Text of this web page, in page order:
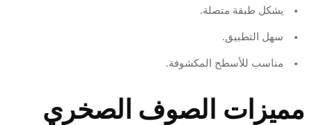
يشكل طبقة متصلة.
سهل التطبيق.
مناسب للأسطح المكشوفة.
مميزات الصوف الصخري